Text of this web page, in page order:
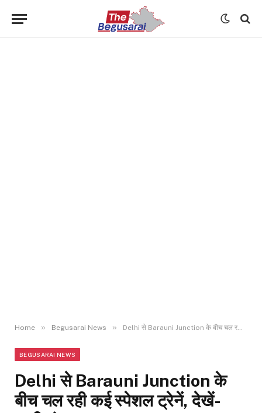
Home » Begusarai News » Delhi से Barauni Junction के बीच चल रही कई स्पेशल ट्रेनें, देखें- गाड़ी नंबर, रूट
BEGUSARAI NEWS
Delhi से Barauni Junction के
बीच चल रही कई स्पेशल ट्रेनें, देखें-